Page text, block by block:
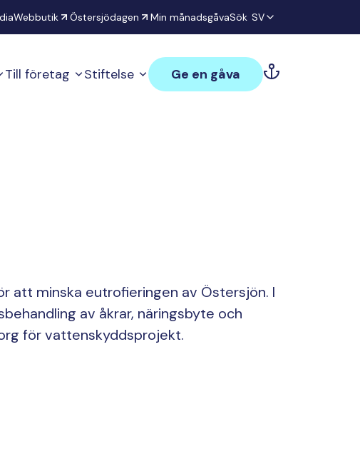
Webbutik Östersjödagen Min månadsgåvaSök SV
Till företag Stiftelse Ge en gåva
att minska eutrofieringen av Östersjön. I
av åkrar, näringsbyte och
för vattenskyddsprojekt.